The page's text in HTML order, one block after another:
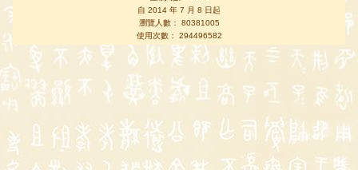
自 2014 年 7 月 8 日起
瀏覽人數： 80381005
使用次數： 294496582